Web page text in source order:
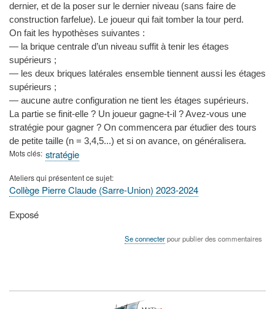
dernier, et de la poser sur le dernier niveau (sans faire de
construction farfelue). Le joueur qui fait tomber la tour perd.
On fait les hypothèses suivantes :
— la brique centrale d’un niveau suffit à tenir les étages
supérieurs ;
— les deux briques latérales ensemble tiennent aussi les étages
supérieurs ;
— aucune autre configuration ne tient les étages supérieurs.
La partie se finit-elle ? Un joueur gagne-t-il ? Avez-vous une
stratégie pour gagner ? On commencera par étudier des tours
de petite taille (n = 3,4,5...) et si on avance, on généralisera.
Mots clés stratégie
Ateliers qui présentent ce sujet
Collège Pierre Claude (Sarre-Union) 2023-2024
Type
Exposé
Se connecterpour publier des commentaires